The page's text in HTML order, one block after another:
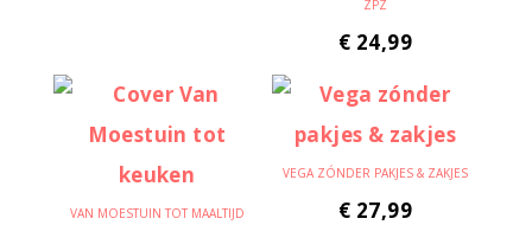
ZPZ
€ 24,99
VAN MOESTUIN TOT MAALTIJD
VEGA ZÓNDER PAKJES & ZAKJES
€ 27,99